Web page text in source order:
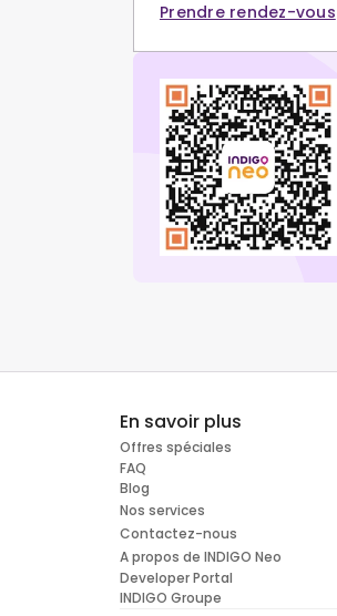
Prendre rendez-vous
En savoir plus
Offres spéciales
FAQ
Blog
Nos services
Contactez-nous
A propos de INDIGO Neo
Developer Portal
INDIGO Groupe